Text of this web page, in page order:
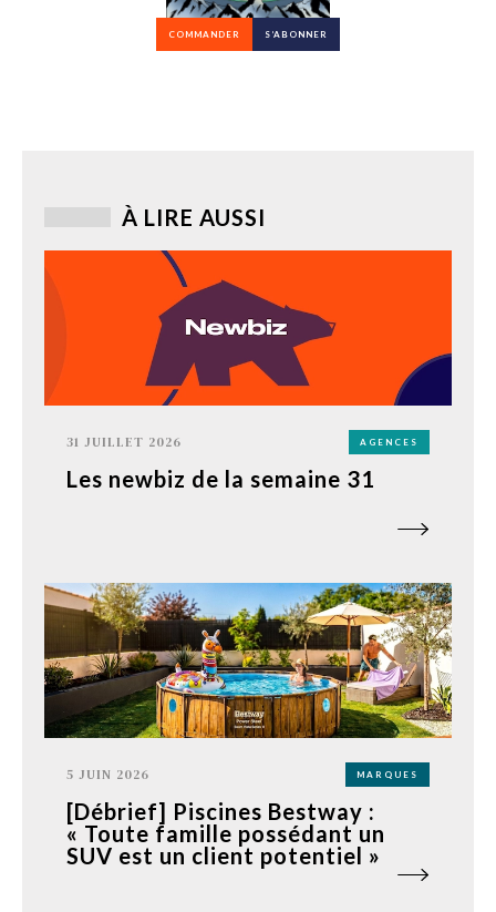
COMMANDER S’ABONNER
À LIRE AUSSI
31 JUILLET 2026 AGENCES
Les newbiz de la semaine 31
5 JUIN 2026 MARQUES
[Débrief] Piscines Bestway :
« Toute famille possédant un
SUV est un client potentiel »